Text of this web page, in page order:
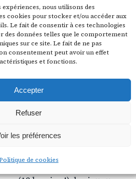
nous utilisons des
cookies pour stocker et/ou accéder aux
Le fait de consentir à ces technologies
des données telles que le comportement
sur ce site. Le fait de ne pas
consentement peut avoir un effet
et fonctions.
Accepter
Refuser
les préférences
de cookies
c’est un mode de vie ici.
comme nous on va au café.
avec mon avis
grand, le plus festif
touristique mais
Bassins extérieurs
néo-baroque jaune